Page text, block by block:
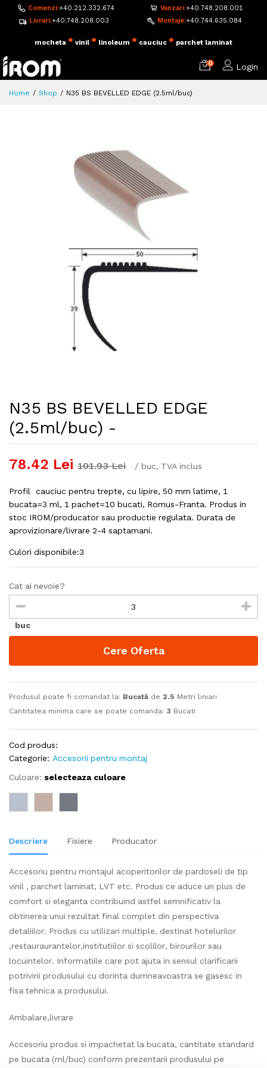
Comenzi:+40.212.332.674 Vanzari:+40.748.208.001
Livrari:+40.748.208.003 Montaje:+40.744.635.084
mocheta • vinil • linoleum • cauciuc • parchet laminat
0 Login
Home Shop N35 BS BEVELLED EDGE (2.5ml/buc)
N35 BS BEVELLED EDGE
(2.5ml/buc) -
78.42 Lei 101.93 Lei / buc, TVA inclus
Profil cauciuc pentru trepte, cu lipire, 50 mm latime, 1
bucata=3 ml, 1 pachet=10 bucati, Romus-Franta. Produs in
stoc IROM/producator sau productie regulata. Durata de
aprovizionare/livrare 2-4 saptamani.
Culori disponibile:3
Cat ai nevoie?
buc
Cere Oferta
Produsul poate fi comandat la: Bucată de 2.5 Metri liniari
Cantitatea minima care se poate comanda: 3 Bucati
Cod produs:
Categorie: Accesorii pentru montaj
Culoare: selecteaza culoare
Descriere Fisiere Producator
Accesoriu pentru montajul acoperitorilor de pardoseli de tip
vinil , parchet laminat, LVT etc. Produs ce aduce un plus de
comfort si eleganta contribuind astfel semnificativ la
obtinerea unui rezultat final complet din perspectiva
detaliilor. Produs cu utilizari multiple, destinat hotelurilor
,restauraurantelor,institutiilor si scolilor, birourilor sau
locuintelor. Informatiile care pot ajuta in sensul clarificarii
potrivirii produsului cu dorinta dumneavoastra se gasesc in
fisa tehnica a produsului.
Ambalare,livrare
Accesoriu produs si impachetat la bucata, cantitate standard
pe bucata (ml/buc) conform prezentarii produsului pe